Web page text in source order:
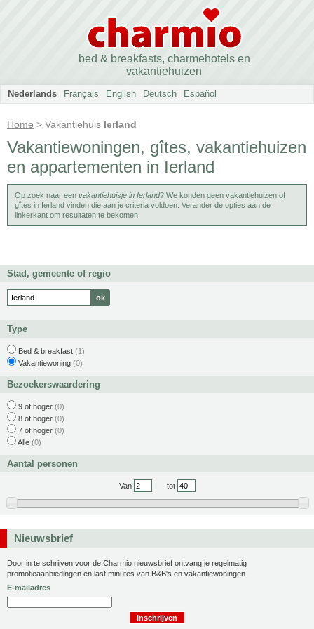
bed & breakfasts, charmehotels en
vakantiehuizen
Nederlands Français English Deutsch Español
Home > Vakantiehuis Ierland
Vakantiewoningen, gîtes, vakantiehuizen
en appartementen in Ierland
Op zoek naar een vakantiehuisje in Ierland? We konden geen vakantiehuizen of
gîtes in Ierland vinden die aan je criteria voldoen. Verander de opties aan de
linkerkant om resultaten te bekomen.
Stad, gemeente of regio
Type
Bed & breakfast (1)
Vakantiewoning (0)
Bezoekerswaardering
9 of hoger (0)
8 of hoger (0)
7 of hoger (0)
Alle (0)
Aantal personen
Van tot
Nieuwsbrief
Door in te schrijven voor de Charmio nieuwsbrief ontvang je regelmatig
promotieaanbiedingen en last minutes van B&B's en vakantiewoningen.
E-mailadres